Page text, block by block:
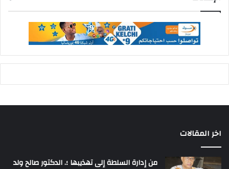
اخر المقالات
من إدارة السلطة إلى تهذيبها ؛. الدكتور صالح ولد